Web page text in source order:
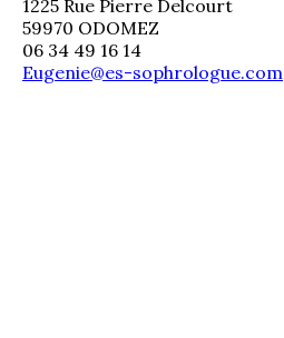
1225 Rue Pierre Delcourt
59970 ODOMEZ
06 34 49 16 14
Eugenie@es-sophrologue.com